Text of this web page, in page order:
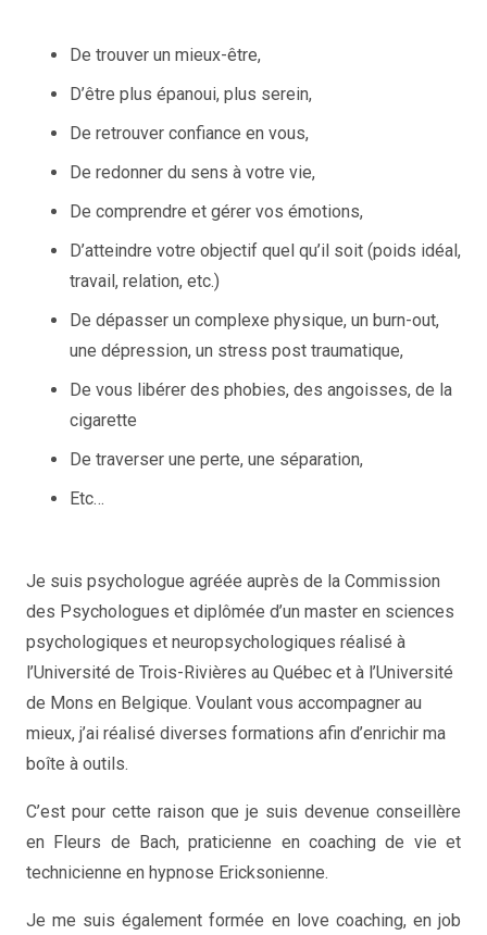
De trouver un mieux-être,
D’être plus épanoui, plus serein,
De retrouver confiance en vous,
De redonner du sens à votre vie,
De comprendre et gérer vos émotions,
D’atteindre votre objectif quel qu’il soit (poids idéal,
travail, relation, etc.)
De dépasser un complexe physique, un burn-out,
une dépression, un stress post traumatique,
De vous libérer des phobies, des angoisses, de la
cigarette
De traverser une perte, une séparation,
Etc…
Je suis psychologue agréée auprès de la Commission
des Psychologues et diplômée d’un master en sciences
psychologiques et neuropsychologiques réalisé à
l’Université de Trois-Rivières au Québec et à l’Université
de Mons en Belgique. Voulant vous accompagner au
mieux, j’ai réalisé diverses formations afin d’enrichir ma
boîte à outils.
C’est pour cette raison que je suis devenue conseillère
en Fleurs de Bach, praticienne en coaching de vie et
technicienne en hypnose Ericksonienne.
Je me suis également formée en love coaching, en job